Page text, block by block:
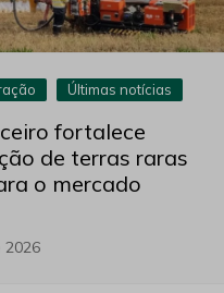
Últimas notícias
fortalece
de terras raras
o mercado